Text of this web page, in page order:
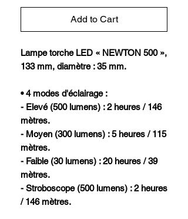
Add to Cart
Lampe torche LED « NEWTON 500 »,
133 mm, diamètre : 35 mm.
• 4 modes d'éclairage :
- Elevé (500 lumens) : 2 heures / 146
mètres.
- Moyen (300 lumens) : 5 heures / 115
mètres.
- Faible (30 lumens) : 20 heures / 39
mètres.
- Stroboscope (500 lumens) : 2 heures
/ 146 mètres.